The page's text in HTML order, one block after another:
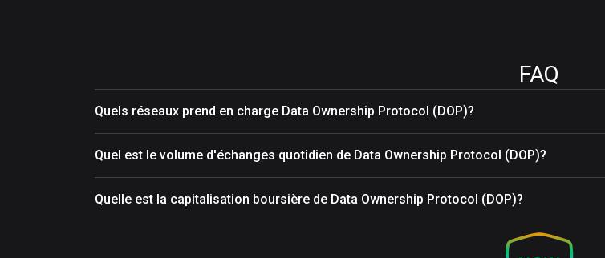
FAQ
Quels réseaux prend en charge Data Ownership Protocol (DOP)?
Quel est le volume d'échanges quotidien de Data Ownership Protocol (DOP)?
Quelle est la capitalisation boursière de Data Ownership Protocol (DOP)?